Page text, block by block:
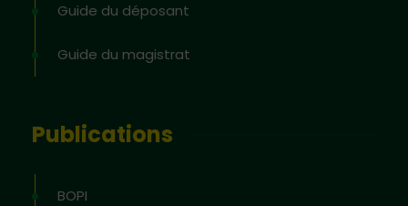
Guide du déposant
Guide du magistrat
Publications
BOPI